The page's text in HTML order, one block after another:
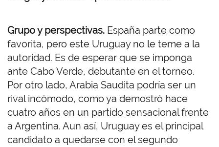
Grupo y perspectivas. España parte como
favorita, pero este Uruguay no le teme a la
autoridad. Es de esperar que se imponga
ante Cabo Verde, debutante en el torneo.
Por otro lado, Arabia Saudita podría ser un
rival incómodo, como ya demostró hace
cuatro años en un partido sensacional frente
a Argentina. Aun así, Uruguay es el principal
candidato a quedarse con el segundo